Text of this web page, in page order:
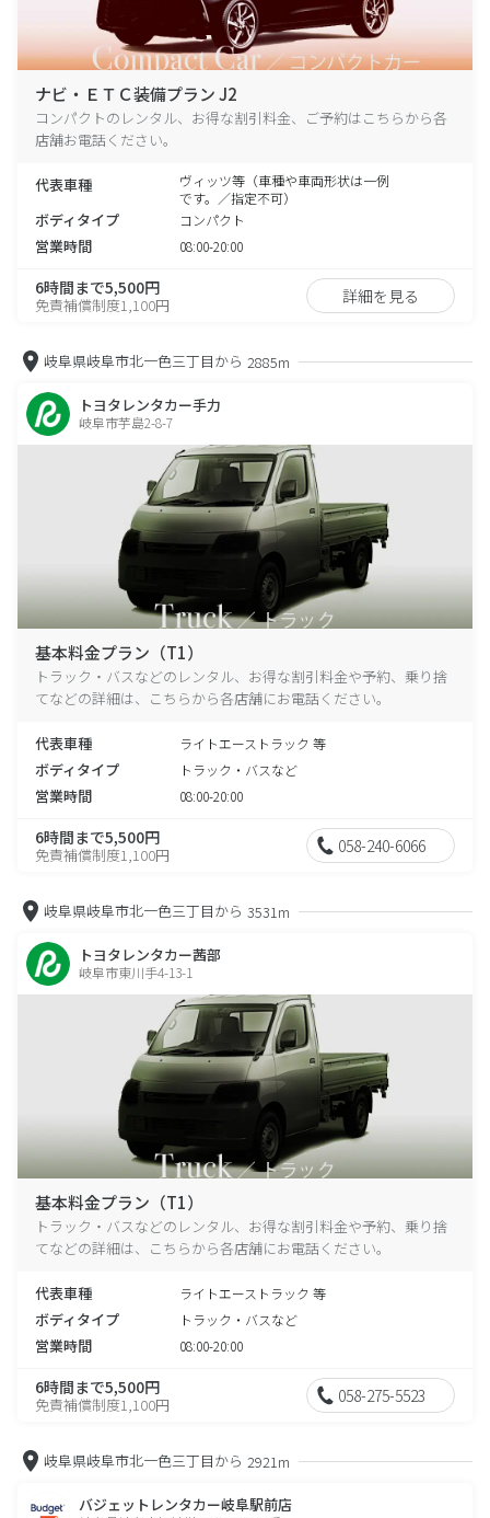
ナビ・ＥＴＣ装備プラン J2
コンパクトのレンタル、お得な割引料金、ご予約はこちらから各
店舗お電話ください。
代表車種
ヴィッツ等（車種や車両形状は一例
です。／指定不可）
ボディタイプ コンパクト
営業時間 08:00-20:00
6時間まで5,500円
免責補償制度1,100円 詳細を見る
岐阜県岐阜市北一色三丁目から 2885m
トヨタレンタカー手力
岐阜市芋島2-8-7
基本料金プラン（T1）
トラック・バスなどのレンタル、お得な割引料金や予約、乗り捨
てなどの詳細は、こちらから各店舗にお電話ください。
代表車種 ライトエーストラック 等
ボディタイプ トラック・バスなど
営業時間 08:00-20:00
6時間まで5,500円
免責補償制度1,100円 058-240-6066
岐阜県岐阜市北一色三丁目から 3531m
トヨタレンタカー茜部
岐阜市東川手4-13-1
基本料金プラン（T1）
トラック・バスなどのレンタル、お得な割引料金や予約、乗り捨
てなどの詳細は、こちらから各店舗にお電話ください。
代表車種 ライトエーストラック 等
ボディタイプ トラック・バスなど
営業時間 08:00-20:00
6時間まで5,500円
免責補償制度1,100円 058-275-5523
岐阜県岐阜市北一色三丁目から 2921m
バジェットレンタカー岐阜駅前店